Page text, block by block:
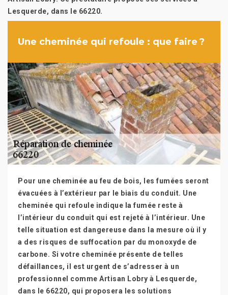
Lesquerde, dans le 66220.
Une cheminée qui refoule : que faire ?
Pour une cheminée au feu de bois, les fumées seront
évacuées à l’extérieur par le biais du conduit. Une
cheminée qui refoule indique la fumée reste à
l’intérieur du conduit qui est rejeté à l’intérieur. Une
telle situation est dangereuse dans la mesure où il y
a des risques de suffocation par du monoxyde de
carbone. Si votre cheminée présente de telles
défaillances, il est urgent de s’adresser à un
professionnel comme Artisan Lobry à Lesquerde,
dans le 66220, qui proposera les solutions